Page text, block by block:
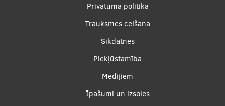
Privātuma politika
Trauksmes celšana
Sīkdatnes
Piekļūstamība
Medijiem
Īpašumi un izsoles